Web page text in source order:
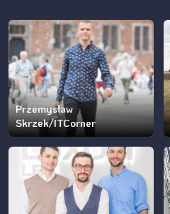
Przemysław
Skrzek/ITCorner